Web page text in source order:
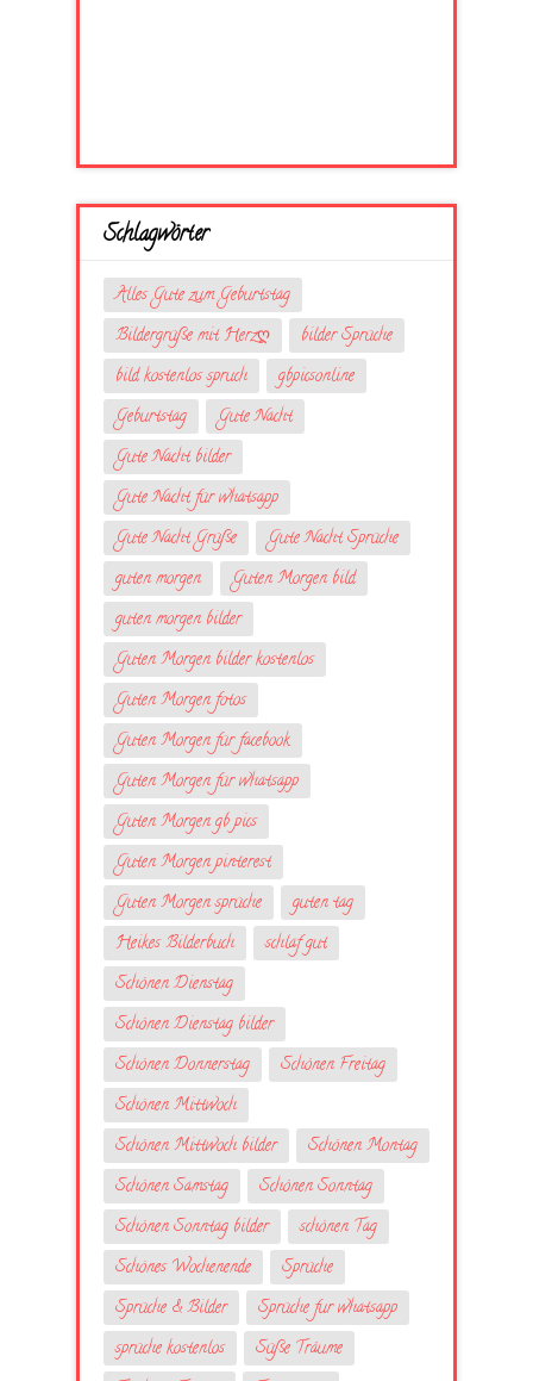
Schlagwörter
Alles Gute zum Geburtstag
Bildergrüße mit Herzღ
bilder Sprüche
bild kostenlos spruch
gbpicsonline
Geburtstag
Gute Nacht
Gute Nacht bilder
Gute Nacht für whatsapp
Gute Nacht Grüße
Gute Nacht Sprüche
guten morgen
Guten Morgen bild
guten morgen bilder
Guten Morgen bilder kostenlos
Guten Morgen fotos
Guten Morgen für facebook
Guten Morgen für whatsapp
Guten Morgen gb pics
Guten Morgen pinterest
Guten Morgen sprüche
guten tag
Heikes Bilderbuch
schlaf gut
Schönen Dienstag
Schönen Dienstag bilder
Schönen Donnerstag
Schönen Freitag
Schönen Mittwoch
Schönen Mittwoch bilder
Schönen Montag
Schönen Samstag
Schönen Sonntag
Schönen Sonntag bilder
schönen Tag
Schönes Wochenende
Sprüche
Sprüche & Bilder
Sprüche fur whatsapp
sprüche kostenlos
Süße Träume